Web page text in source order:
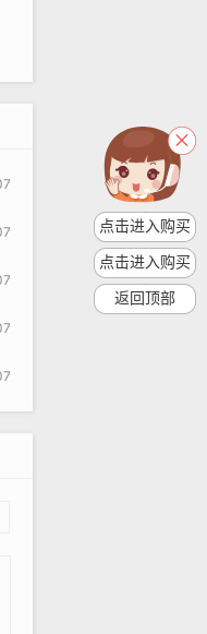
点击进入购买
点击进入购买
返回顶部